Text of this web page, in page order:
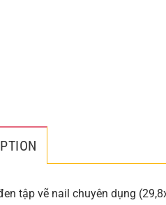
tập vẽ nail chuyên dụng